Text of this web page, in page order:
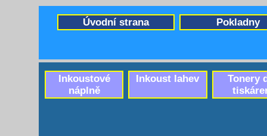
Pokladny
Úvodní strana
Tonery
Inkoust lahev
Inkoustové
náplně